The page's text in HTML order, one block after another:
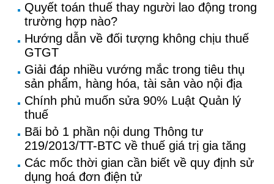
Quyết toán thuế thay người lao động trong
trường hợp nào?
Hướng dẫn về đối tượng không chịu thuế
GTGT
Giải đáp nhiều vướng mắc trong tiêu thụ
sản phẩm, hàng hóa, tài sản vào nội địa
Chính phủ muốn sửa 90% Luật Quản lý
thuế
Bãi bỏ 1 phần nội dung Thông tư
219/2013/TT-BTC về thuế giá trị gia tăng
Các mốc thời gian cần biết về quy định sử
dụng hoá đơn điện tử